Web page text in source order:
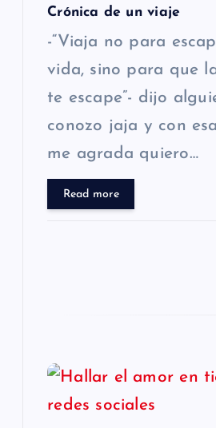
Crónica de un viaje
-“Viaja no para
vida, sino para que
te escape”- dijo
conozo jaja y con
me agrada quiero…
Read more